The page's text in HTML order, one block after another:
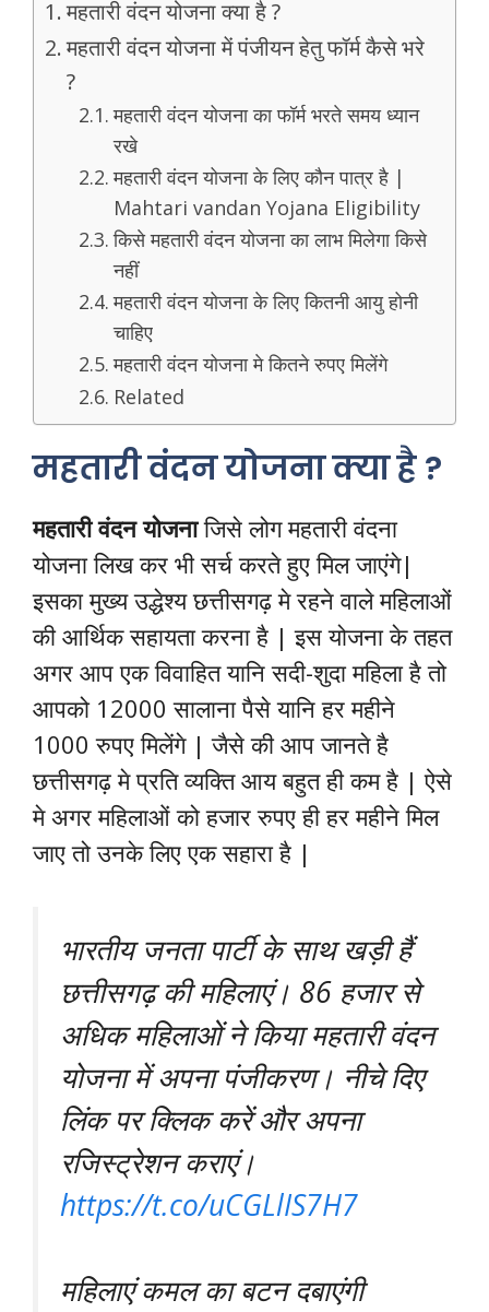
महतारी वंदन योजना क्या है ?
महतारी वंदन योजना में पंजीयन हेतु फॉर्म कैसे भरे
?
महतारी वंदन योजना का फॉर्म भरते समय ध्यान
रखे
महतारी वंदन योजना के लिए कौन पात्र है |
Mahtari vandan Yojana Eligibility
किसे महतारी वंदन योजना का लाभ मिलेगा किसे
नहीं
महतारी वंदन योजना के लिए कितनी आयु होनी
चाहिए
महतारी वंदन योजना मे कितने रुपए मिलेंगे
Related
महतारी वंदन योजना क्या है ?
महतारी वंदन योजनाजिसे लोग महतारी वंदना
योजना लिख कर भी सर्च करते हुए मिल जाएंगे|
इसका मुख्य उद्धेश्य छत्तीसगढ़ मे रहने वाले महिलाओं
की आर्थिक सहायता करना है | इस योजना के तहत
अगर आप एक विवाहित यानि सदी-शुदा महिला है तो
आपको 12000 सालाना पैसे यानि हर महीने
1000 रुपए मिलेंगे | जैसे की आप जानते है
छत्तीसगढ़ मे प्रति व्यक्ति आय बहुत ही कम है | ऐसे
मे अगर महिलाओं को हजार रुपए ही हर महीने मिल
जाए तो उनके लिए एक सहारा है |
भारतीय जनता पार्टी के साथ खड़ी हैं
छत्तीसगढ़ की महिलाएं। 86 हजार से
अधिक महिलाओं ने किया महतारी वंदन
योजना में अपना पंजीकरण। नीचे दिए
लिंक पर क्लिक करें और अपना
रजिस्ट्रेशन कराएं।
https://t.co/uCGLlIS7H7
महिलाएं कमल का बटन दबाएंगी